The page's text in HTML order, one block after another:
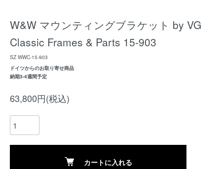
W&W マウンティングブラケット by VG
Classic Frames & Parts 15-903
SZ WWC-15-903
ドイツからのお取り寄せ商品
納期3-4週間予定
63,800円(税込)
カートに入れる